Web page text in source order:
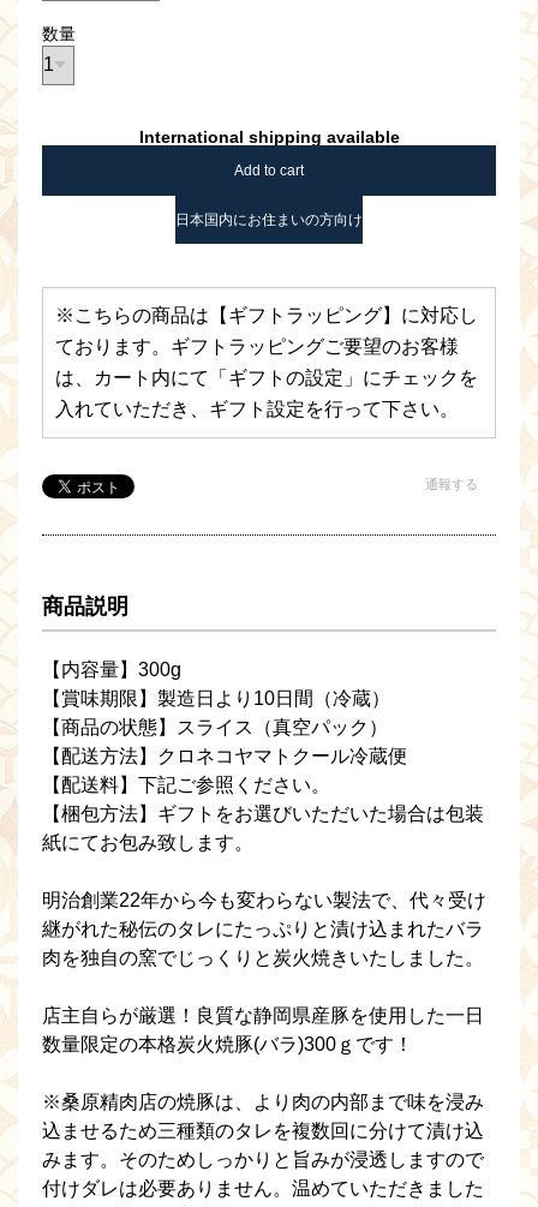
数量
International shipping available
Add to cart
日本国内にお住まいの方向け
※こちらの商品は【ギフトラッピング】に対応し
ております。ギフトラッピングご要望のお客様
は、カート内にて「ギフトの設定」にチェックを
入れていただき、ギフト設定を行って下さい。
通報する
商品説明
【内容量】300g
【賞味期限】製造日より10日間（冷蔵）
【商品の状態】スライス（真空パック）
【配送方法】クロネコヤマトクール冷蔵便
【配送料】下記ご参照ください。
【梱包方法】ギフトをお選びいただいた場合は包装
紙にてお包み致します。
明治創業22年から今も変わらない製法で、代々受け
継がれた秘伝のタレにたっぷりと漬け込まれたバラ
肉を独自の窯でじっくりと炭火焼きいたしました。
店主自らが厳選！良質な静岡県産豚を使用した一日
数量限定の本格炭火焼豚(バラ)300ｇです！
※桑原精肉店の焼豚は、より肉の内部まで味を浸み
込ませるため三種類のタレを複数回に分けて漬け込
みます。そのためしっかりと旨みが浸透しますので
付けダレは必要ありません。温めていただきました